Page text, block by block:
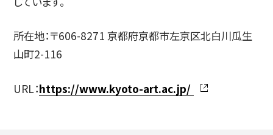
所在地：〒606-8271 京都府京都市左京区北白川瓜生
山町2-116
URL：https://www.kyoto-art.ac.jp/